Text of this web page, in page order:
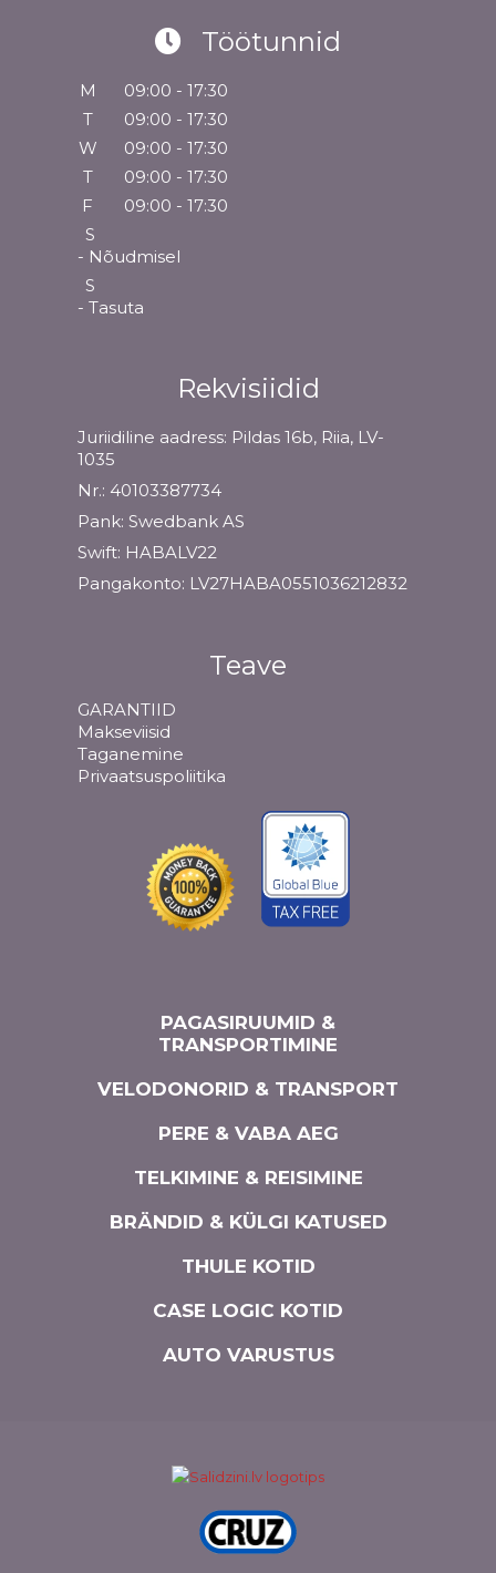
Töötunnid
M
09:00 - 17:30
T
09:00 - 17:30
W
09:00 - 17:30
T
09:00 - 17:30
F
09:00 - 17:30
S
- Nõudmisel
S
- Tasuta
Rekvisiidid
Juriidiline aadress: Pildas 16b, Riia, LV-
1035
Nr.: 40103387734
Pank: Swedbank AS
Swift: HABALV22
Pangakonto: LV27HABA0551036212832
Teave
GARANTIID
Makseviisid
Taganemine
Privaatsuspoliitika
PAGASIRUUMID &
TRANSPORTIMINE
VELODONORID & TRANSPORT
PERE & VABA AEG
TELKIMINE & REISIMINE
BRÄNDID & KÜLGI KATUSED
THULE KOTID
CASE LOGIC KOTID
AUTO VARUSTUS